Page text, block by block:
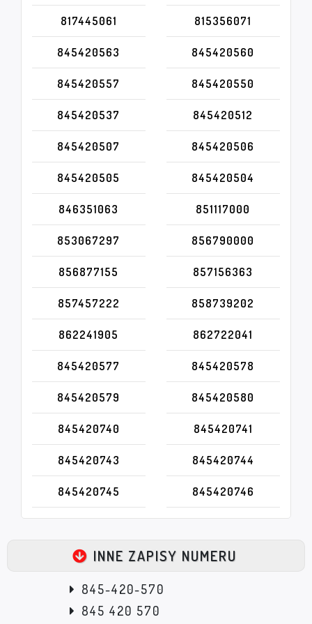
817445061 815356071
845420563 845420560
845420557 845420550
845420537 845420512
845420507 845420506
845420505 845420504
846351063 851117000
853067297 856790000
856877155 857156363
857457222 858739202
862241905 862722041
845420577 845420578
845420579 845420580
845420740 845420741
845420743 845420744
845420745 845420746
INNE ZAPISY NUMERU
845-420-570
845 420 570